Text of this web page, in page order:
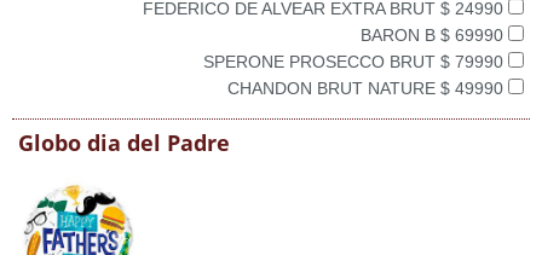
FEDERICO DE ALVEAR EXTRA BRUT $ 24990
BARON B $ 69990
SPERONE PROSECCO BRUT $ 79990
CHANDON BRUT NATURE $ 49990
Globo dia del Padre